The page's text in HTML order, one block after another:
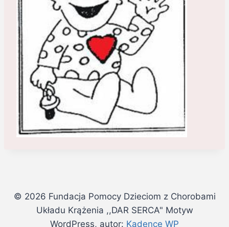
© 2026 Fundacja Pomocy Dzieciom z Chorobami
Układu Krążenia ,,DAR SERCA" Motyw
WordPress, autor: Kadence WP